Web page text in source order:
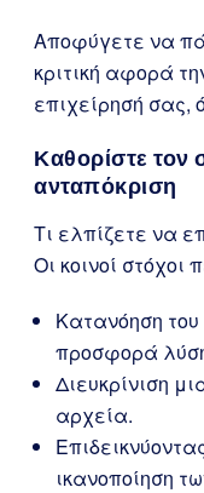
Αποφύγετε να
κριτική αφορά
επιχείρησή σας,
Καθορίστε τον
ανταπόκριση
Τι ελπίζετε να
Οι κοινοί
Κατανόηση
προσφορά
Διευκρίνιση
αρχεία.
ικανοποίηση